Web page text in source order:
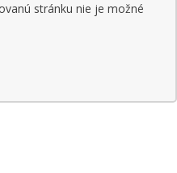
stránku nie je možné